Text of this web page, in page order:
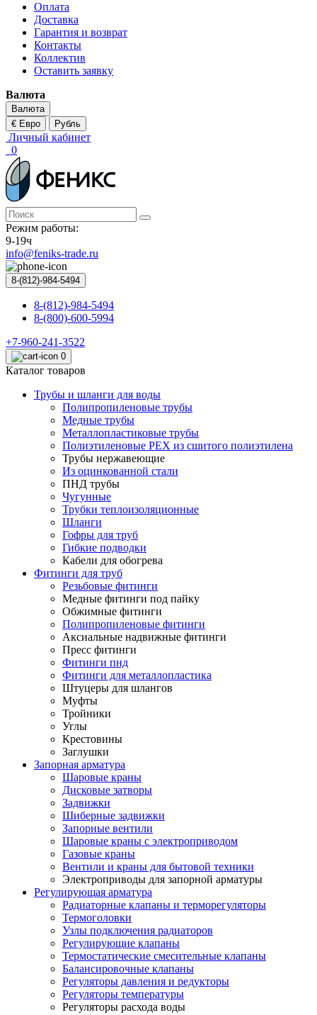
Оплата
Доставка
Гарантия и возврат
Контакты
Коллектив
Оставить заявку
Валюта
Валюта
€ Евро
Рубль
Личный кабинет
0
Режим работы:
9-19ч
info@feniks-trade.ru
8-(812)-984-5494
8-(812)-984-5494
8-(800)-600-5994
+7-960-241-3522
0
Каталог товаров
Трубы и шланги для воды
Полипропиленовые трубы
Медные трубы
Металлопластиковые трубы
Полиэтиленовые PEX из сшитого полиэтилена
Трубы нержавеющие
Из оцинкованной стали
ПНД трубы
Чугунные
Трубки теплоизоляционные
Шланги
Гофры для труб
Гибкие подводки
Кабели для обогрева
Фитинги для труб
Резьбовые фитинги
Медные фитинги под пайку
Обжимные фитинги
Полипропиленовые фитинги
Аксиальные надвижные фитинги
Пресс фитинги
Фитинги пнд
Фитинги для металлопластика
Штуцеры для шлангов
Муфты
Тройники
Углы
Крестовины
Заглушки
Запорная арматура
Шаровые краны
Дисковые затворы
Задвижки
Шиберные задвижки
Запорные вентили
Шаровые краны с электроприводом
Газовые краны
Вентили и краны для бытовой техники
Электроприводы для запорной арматуры
Регулирующая арматура
Радиаторные клапаны и терморегуляторы
Термоголовки
Узлы подключения радиаторов
Регулирующие клапаны
Термостатические смесительные клапаны
Балансировочные клапаны
Регуляторы давления и редукторы
Регуляторы температуры
Регуляторы расхода воды